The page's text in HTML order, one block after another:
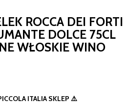
ROCCA DEI FORTI
DOLCE 75CL
WŁOSKIE WINO
ITALIA SKLEP ⚠️